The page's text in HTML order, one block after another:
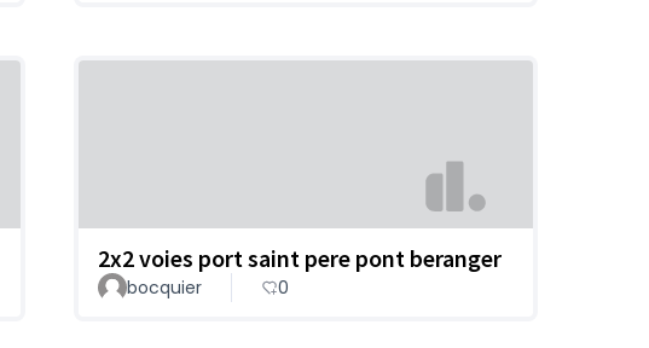
2x2 voies port saint pere pont beranger
bocquier 0